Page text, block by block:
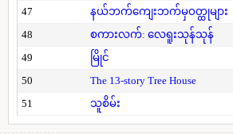
47 နယ်ဘက်ကျေးဘက်မှဝတ္ထုများ
48
စကားလက်: လေရူးသုန်သုန်
49
မြိုင်
50
The 13-story Tree House
51
သူစိမ်း